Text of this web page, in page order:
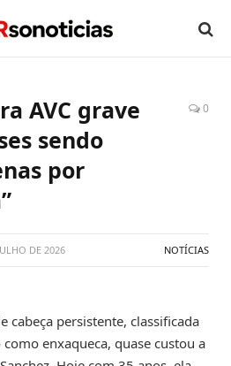
AVC grave
sendo
por
0
DE 2026 NOTÍCIAS
cabeça persistente, classificada
enxaqueca, quase custou a